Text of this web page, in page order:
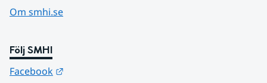
Om smhi.se
Följ SMHI
Facebook